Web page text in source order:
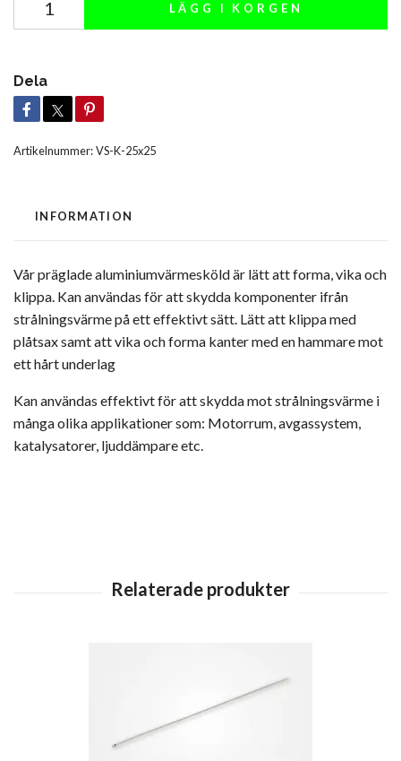
LÄGG I KORGEN
Dela
Artikelnummer:VS-K-25x25
INFORMATION
Vår präglade aluminiumvärmesköld är lätt att forma, vika och
klippa. Kan användas för att skydda komponenter ifrån
strålningsvärme på ett effektivt sätt. Lätt att klippa med
plåtsax samt att vika och forma kanter med en hammare mot
ett hårt underlag
Kan användas effektivt för att skydda mot strålningsvärme i
många olika applikationer som: Motorrum, avgassystem,
katalysatorer, ljuddämpare etc.